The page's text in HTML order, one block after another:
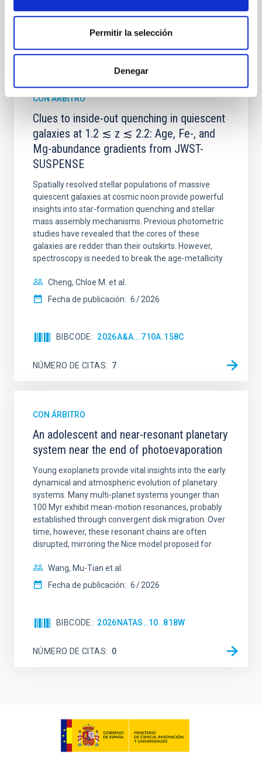
Permitir la selección
Denegar
BIBCODE 2026APJ..1003...83Y
NÚMERO DE CITAS 0
CON ÁRBITRO
Clues to inside-out quenching in quiescent
galaxies at 1.2 ≲ z ≲ 2.2: Age, Fe-, and
Mg-abundance gradients from JWST-
SUSPENSE
Spatially resolved stellar populations of massive
quiescent galaxies at cosmic noon provide powerful
insights into star-formation quenching and stellar
mass assembly mechanisms. Previous photometric
studies have revealed that the cores of these
galaxies are redder than their outskirts. However,
spectroscopy is needed to break the age-metallicity
Cheng, Chloe M. et al.
Fecha de publicación: 6 2026
BIBCODE 2026A&A...710A.158C
NÚMERO DE CITAS 7
CON ÁRBITRO
An adolescent and near-resonant planetary
system near the end of photoevaporation
Young exoplanets provide vital insights into the early
dynamical and atmospheric evolution of planetary
systems. Many multi-planet systems younger than
100 Myr exhibit mean-motion resonances, probably
established through convergent disk migration. Over
time, however, these resonant chains are often
disrupted, mirroring the Nice model proposed for
Wang, Mu-Tian et al.
Fecha de publicación: 6 2026
BIBCODE 2026NATAS..10..818W
NÚMERO DE CITAS 0